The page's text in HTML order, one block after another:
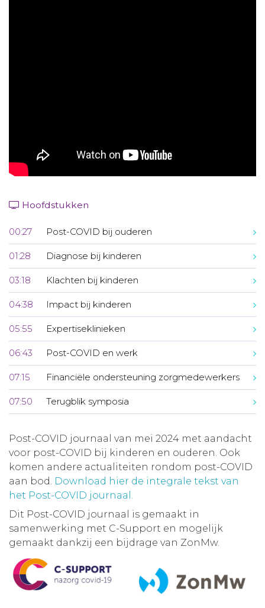
Hoofdstukken
00:27 Post-COVID bij ouderen
01:28 Diagnose bij kinderen
03:18 Klachten bij kinderen
04:38 Impact bij kinderen
05:55 Expertiseklinieken
06:43 Post-COVID en werk
07:15 Financiële ondersteuning zorgmedewerkers
07:50 Terugblik symposia
Post-COVID journaal van mei 2024 met aandacht
voor post-COVID bij kinderen en ouderen. Ook
komen andere actualiteiten rondom post-COVID
aan bod. Download hier de integrale tekst van
het Post-COVID journaal.
Dit Post-COVID journaal is gemaakt in
samenwerking met C-Support en mogelijk
gemaakt dankzij een bijdrage van ZonMw.